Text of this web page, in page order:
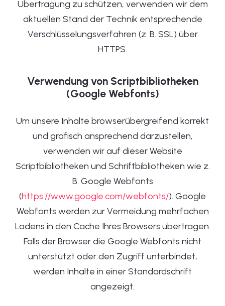
Übertragung zu schützen, verwenden wir dem
aktuellen Stand der Technik entsprechende
Verschlüsselungsverfahren (z. B. SSL) über
HTTPS.
Verwendung von Scriptbibliotheken
(Google Webfonts)
Um unsere Inhalte browserübergreifend korrekt
und grafisch ansprechend darzustellen,
verwenden wir auf dieser Website
Scriptbibliotheken und Schriftbibliotheken wie z.
B. Google Webfonts
(https://www.google.com/webfonts/). Google
Webfonts werden zur Vermeidung mehrfachen
Ladens in den Cache Ihres Browsers übertragen.
Falls der Browser die Google Webfonts nicht
unterstützt oder den Zugriff unterbindet,
werden Inhalte in einer Standardschrift
angezeigt.